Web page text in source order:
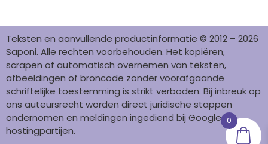
Teksten en aanvullende productinformatie © 2012 – 2026
Saponi. Alle rechten voorbehouden. Het kopiëren,
scrapen of automatisch overnemen van teksten,
afbeeldingen of broncode zonder voorafgaande
schriftelijke toestemming is strikt verboden. Bij inbreuk op
ons auteursrecht worden direct juridische stappen
ondernomen en meldingen ingediend bij Google en
hostingpartijen.
0